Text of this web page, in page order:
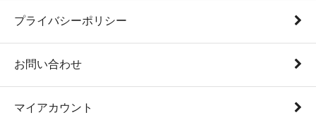
プライバシーポリシー
お問い合わせ
マイアカウント